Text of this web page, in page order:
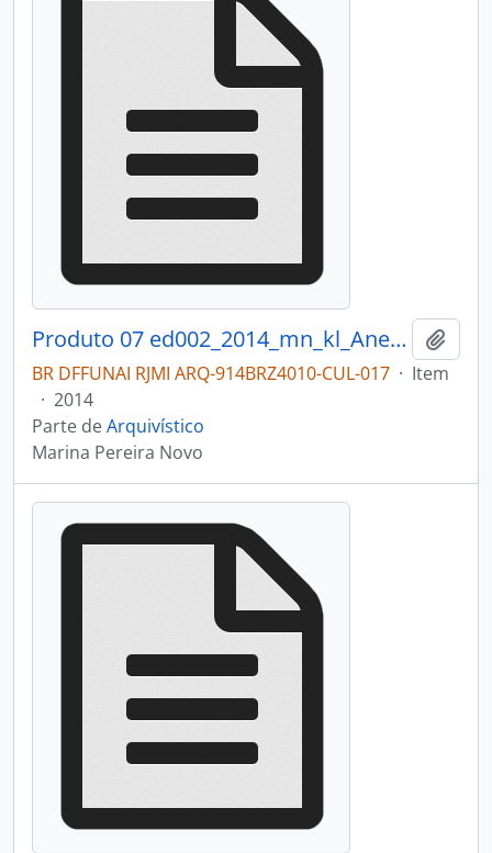
Produto 07 ed002_2014_mn_kl_Anexo_I_cat__logo_exposicao.pdf
BR DFFUNAI RJMI ARQ-914BRZ4010-CUL-017 · Item
· 2014
Parte deArquivístico
Marina Pereira Novo